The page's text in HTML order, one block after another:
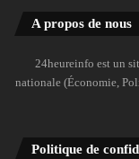
A propos de nous
24heureinfo est un
nationale (Économie,
Politique de